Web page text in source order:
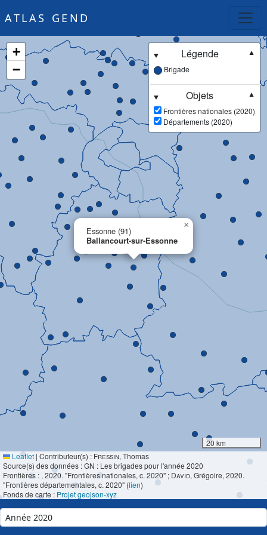
ATLAS GEND
Essonne (91)
Ballancourt-sur-Essonne
×
+
−
Légende
▼
Brigade
Objets
▼
Frontières nationales (2020)
Départements (2020)
20 km
Leaflet | Contributeur(s) : Fressin, Thomas
Source(s) des données : GN : Les brigades pour l'année 2020
Frontières : , 2020. "Frontières nationales, c. 2020" ; David, Grégoire, 2020.
"Frontières départementales, c. 2020" (lien)
Fonds de carte : Projet geojson-xyz